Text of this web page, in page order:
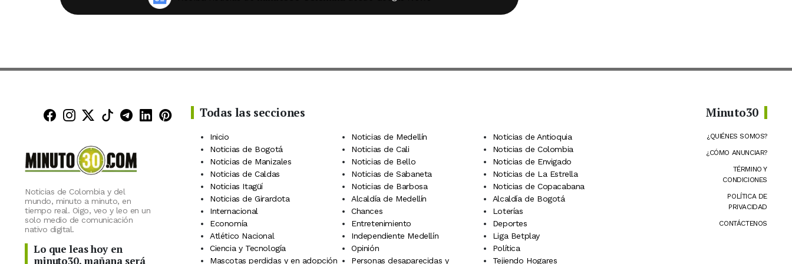
Minuto30 en Facebook
Minuto30 en Instagram
Minuto30 en X (Twitter)
Minuto30 en TikTok
Canal de Minuto30 en Telegram
Minuto30 en LinkedIn
Minuto30 en Pinterest
Noticias de Colombia y del
mundo, minuto a minuto, en
tiempo real. Oigo, veo y leo en un
solo medio de comunicación
nativo digital.
Lo que leas hoy en
minuto30, mañana será
Todas las secciones
Inicio Noticias de Medellín
Noticias de Antioquia
Noticias de Bogotá
Noticias de Cali
Noticias de Colombia
Noticias de Manizales
Noticias de Bello
Noticias de Envigado
Noticias de Caldas
Noticias de Sabaneta
Noticias de La Estrella
Noticias Itagüí
Noticias de Barbosa
Noticias de Copacabana
Noticias de Girardota
Alcaldía de Medellín
Alcaldía de Bogotá
Internacional
Chances
Loterías
Economía
Entretenimiento
Deportes
Atlético Nacional
Independiente Medellín
Liga Betplay
Ciencia y Tecnología
Opinión
Política
Mascotas perdidas y en adopción
Personas desaparecidas y Tejiendo Hogares
Minuto30
¿QUIÉNES SOMOS?
¿CÓMO ANUNCIAR?
TÉRMINO Y
CONDICIONES
POLÍTICA DE
PRIVACIDAD
CONTÁCTENOS